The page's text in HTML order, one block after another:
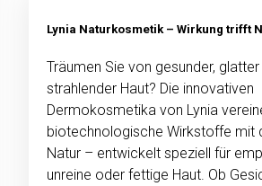
Lynia Naturkosmetik – Wirkung trifft
Träumen Sie von gesunder, glatter
strahlender Haut? Die innovativen
Dermokosmetika von Lynia
biotechnologische Wirkstoffe mit
Natur – entwickelt speziell für
unreine oder fettige Haut. Ob